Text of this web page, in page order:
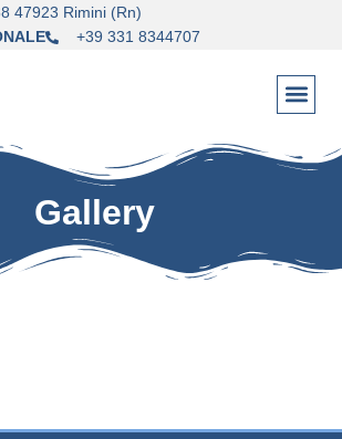
47923 Rimini (Rn)
+39 331 8344707
Gallery